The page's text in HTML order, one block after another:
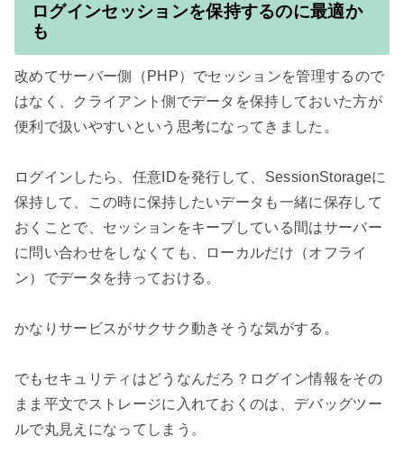
ログインセッションを保持するのに最適か
も
改めてサーバー側（PHP）でセッションを管理するので
はなく、クライアント側でデータを保持しておいた方が
便利で扱いやすいという思考になってきました。
ログインしたら、任意IDを発行して、SessionStorageに
保持して、この時に保持したいデータも一緒に保存して
おくことで、セッションをキープしている間はサーバー
に問い合わせをしなくても、ローカルだけ（オフライ
ン）でデータを持っておける。
かなりサービスがサクサク動きそうな気がする。
でもセキュリティはどうなんだろ？ログイン情報をその
まま平文でストレージに入れておくのは、デバッグツー
ルで丸見えになってしまう。